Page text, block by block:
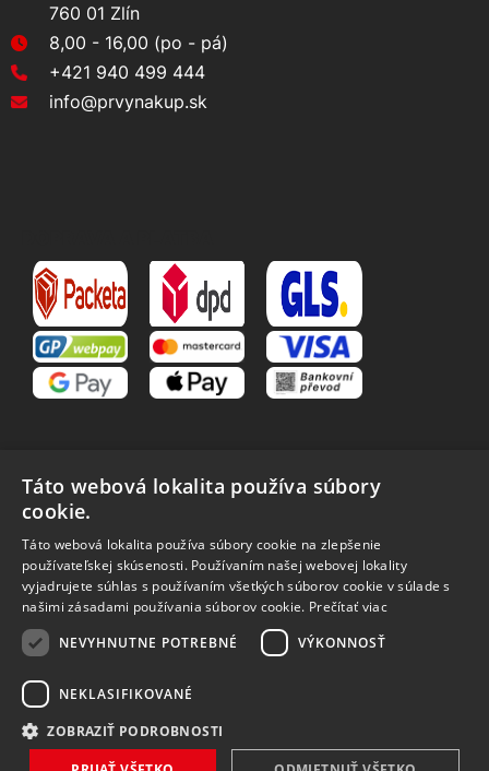
760 01 Zlín
8,00 - 16,00 (po - pá)
+421 940 499 444
info@prvynakup.sk
VŠETKO O NÁKUPE
O nás
Obchodné podmienky
Reklamačný poriadok
Reklamácia
Vrátenie tovaru
Spôsoby dopravy
Spracovanie osobných
údajov
Táto webová lokalita používa súbory
cookie.
Táto webová lokalita používa súbory cookie na zlepšenie
používateľskej skúsenosti. Používaním našej webovej lokality
vyjadrujete súhlas s používaním všetkých súborov cookie v súlade s
našimi zásadami používania súborov cookie. Prečítať viac
NEVYHNUTNE POTREBNÉ
VÝKONNOSŤ
NEKLASIFIKOVANÉ
ZOBRAZIŤ PODROBNOSTI